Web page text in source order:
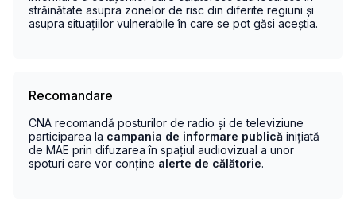
străinătate asupra zonelor de risc din diferite regiuni și
asupra situațiilor vulnerabile în care se pot găsi aceștia.
Recomandare
CNA recomandă posturilor de radio și de televiziune
participarea la campania de informare publică inițiată
de MAE prin difuzarea în spațiul audiovizual a unor
spoturi care vor conține alerte de călătorie.